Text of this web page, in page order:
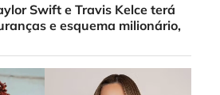
Swift e Travis Kelce terá
e esquema milionário,